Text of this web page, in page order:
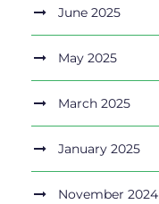
June 2025
May 2025
March 2025
January 2025
November 2024